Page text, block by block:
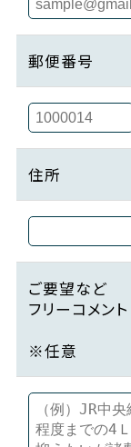
郵便番号
住所
ご要望など
フリーコメント
※任意